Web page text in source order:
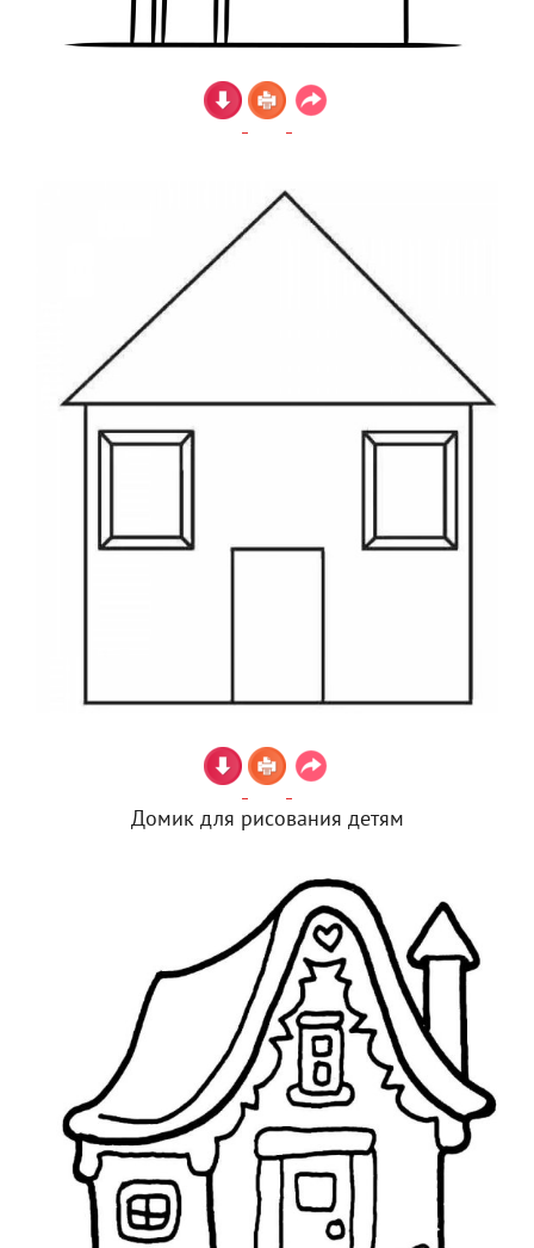
Домик для рисования детям